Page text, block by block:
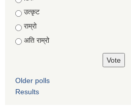
उत्कृट
राम्रो
अति राम्रो
Older polls
Results